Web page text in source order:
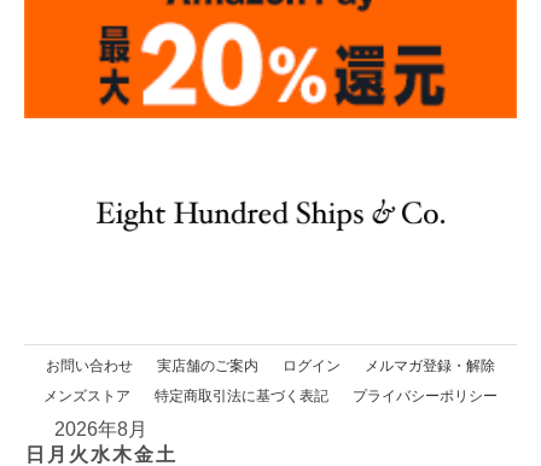
お問い合わせ 実店舗のご案内 ログイン
メルマガ登録・解除
メンズストア
特定商取引法に基づく表記 プライバシーポリシー
2026年8月
日 月 火 水木金土